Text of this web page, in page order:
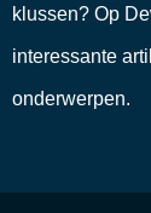
klussen? Op
interessante
onderwerpen.